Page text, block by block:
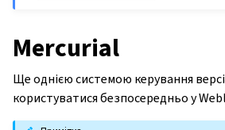
Mercurial
Ще однією системою керування
користуватися безпосередньо у